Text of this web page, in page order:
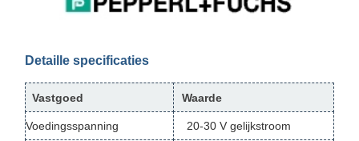
Detaille specificaties
Vastgoed Waarde
Voedingsspanning 20-30 V gelijkstroom